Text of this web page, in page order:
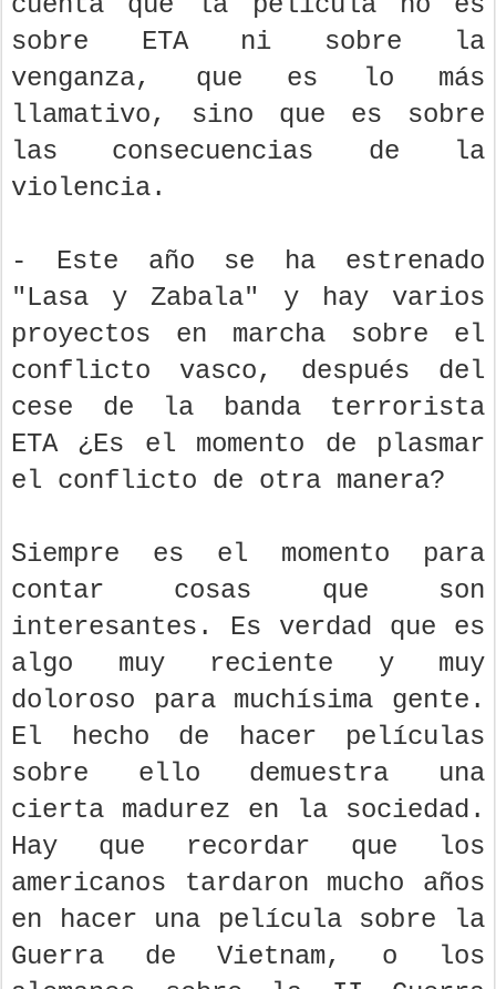
sobre ETA ni sobre la
venganza, que es lo más
llamativo, sino que es sobre
las consecuencias de la
violencia.
- Este año se ha estrenado
"Lasa y Zabala" y hay varios
proyectos en marcha sobre el
conflicto vasco, después del
cese de la banda terrorista
ETA ¿Es el momento de plasmar
el conflicto de otra manera?
Siempre es el momento para
contar cosas que son
interesantes. Es verdad que es
algo muy reciente y muy
doloroso para muchísima gente.
El hecho de hacer películas
sobre ello demuestra una
cierta madurez en la sociedad.
Hay que recordar que los
americanos tardaron mucho años
en hacer una película sobre la
Guerra de Vietnam, o los